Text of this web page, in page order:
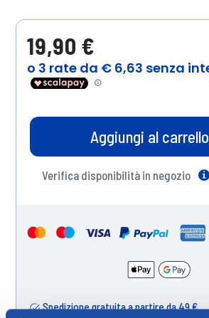
19,90 €
Aggiungi al carrello
Verifica disponibilità in negozio
Spedizione gratuita a partire da 49 €